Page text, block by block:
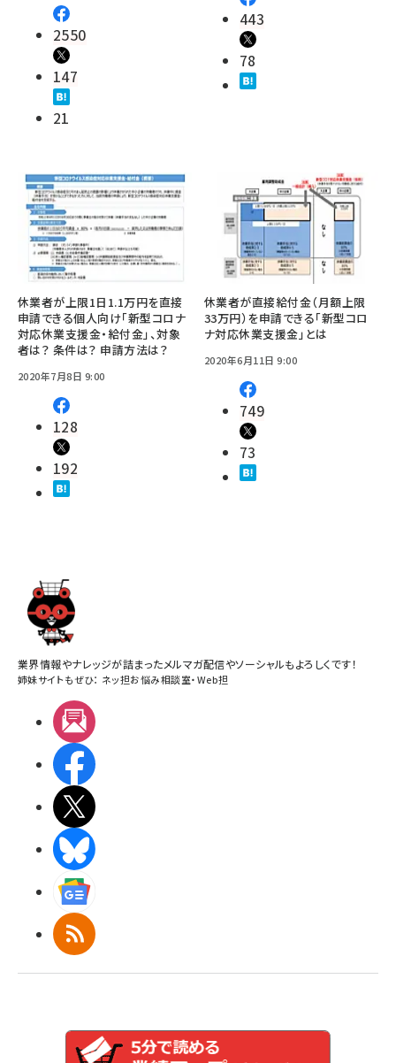
2550
147
21
443
78
休業者が上限1日1.1万円を直接
申請できる個人向け「新型コロナ
対応休業支援金・給付金」、対象
者は？ 条件は？ 申請方法は？
2020年7月8日 9:00
128
192
休業者が直接給付金（月額上限
33万円）を申請できる「新型コロ
ナ対応休業支援金」とは
2020年6月11日 9:00
749
73
業界情報やナレッジが詰まったメルマガ配信やソーシャルもよろしくです！
姉妹サイトもぜひ： ネッ担お悩み相談室・Web担
RSS